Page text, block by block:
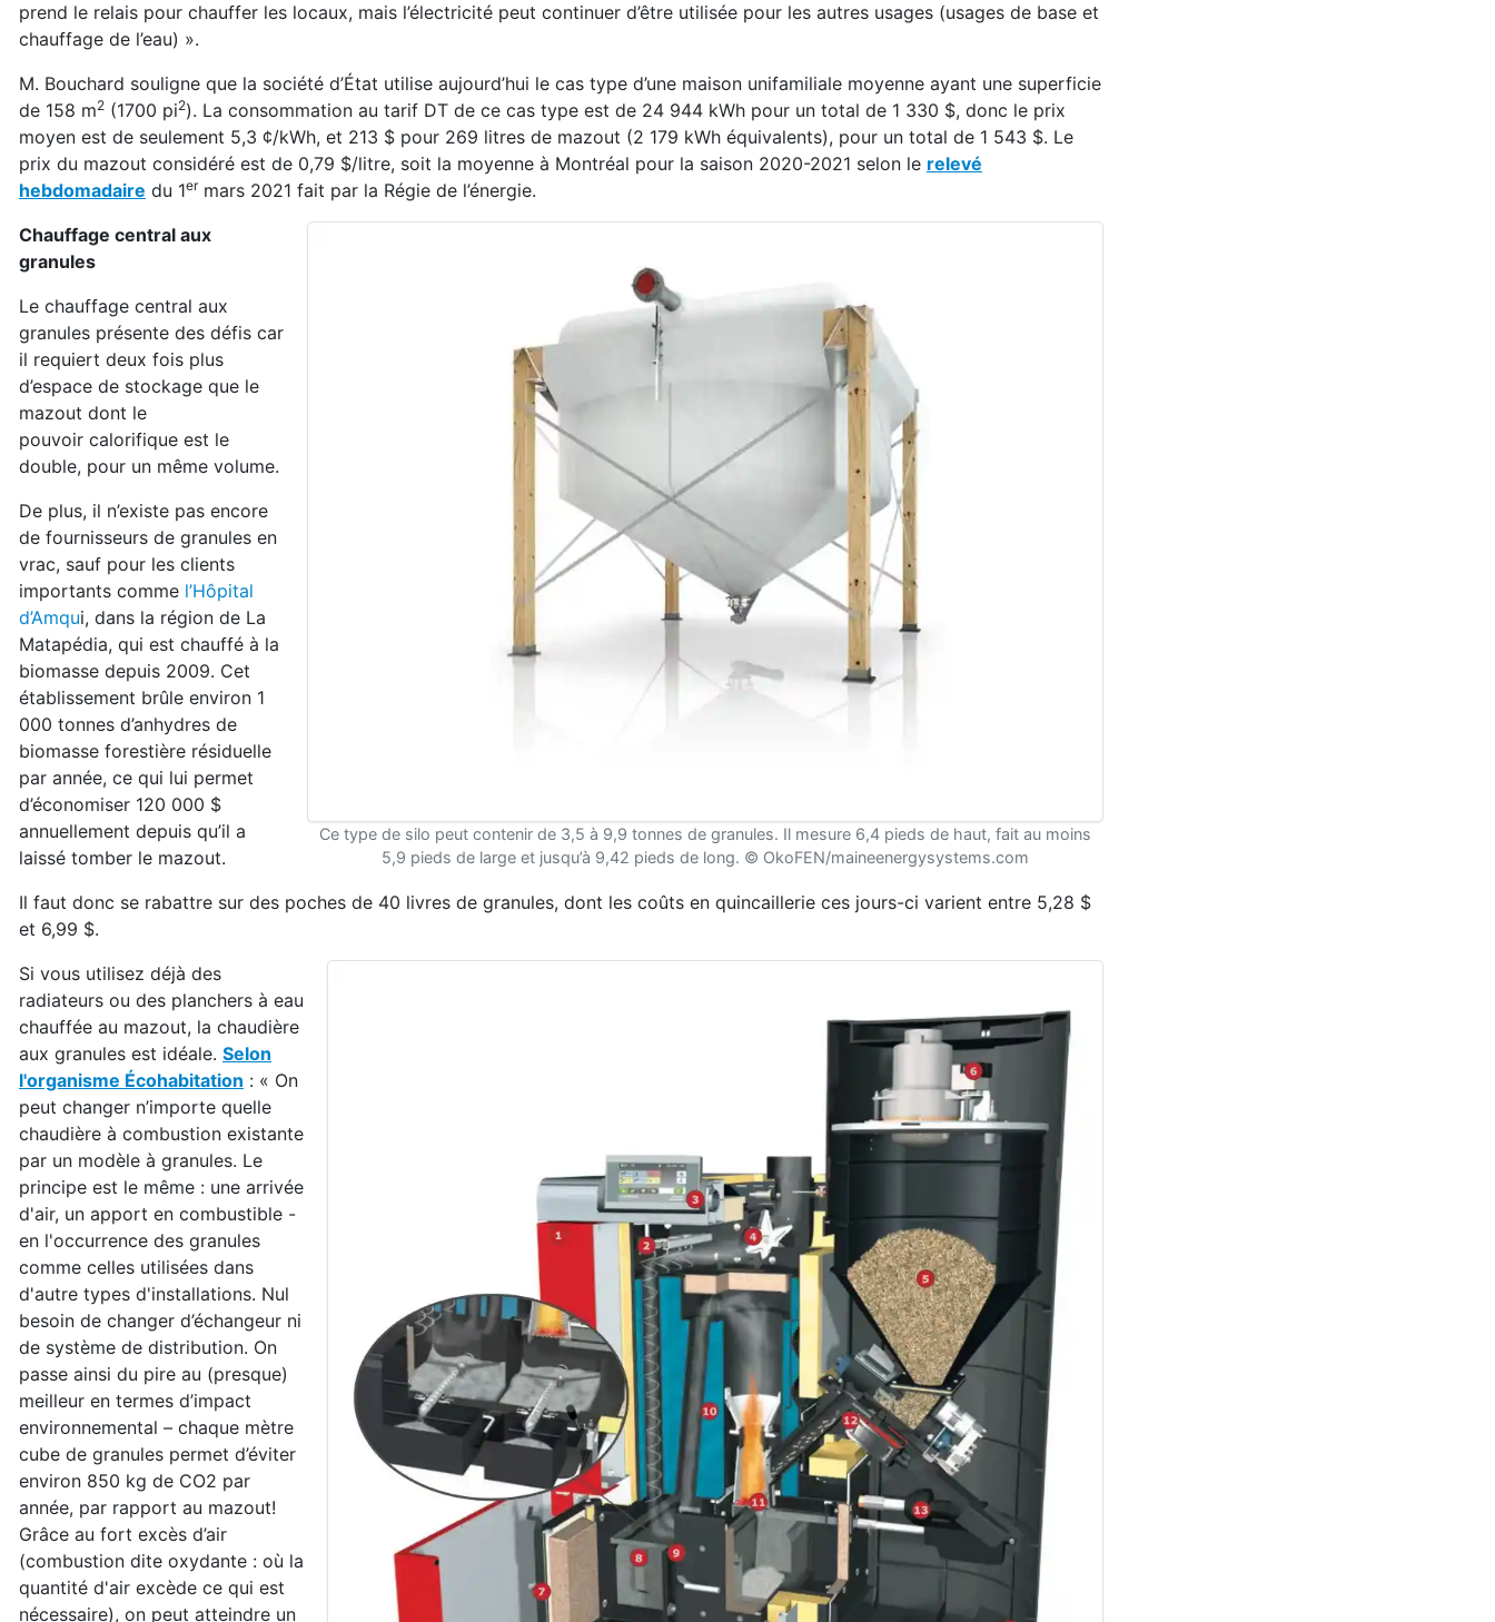
prend le relais pour chauffer les locaux, mais l’électricité peut continuer d’être utilisée pour les autres usages (usages de base et
chauffage de l’eau) ».
M. Bouchard souligne que la société d’État utilise aujourd’hui le cas type d’une maison unifamiliale moyenne ayant une superficie
de 158 m2 (1700 pi2). La consommation au tarif DT de ce cas type est de 24 944 kWh pour un total de 1 330 $, donc le prix
moyen est de seulement 5,3 ¢/kWh, et 213 $ pour 269 litres de mazout (2 179 kWh équivalents), pour un total de 1 543 $. Le
prix du mazout considéré est de 0,79 $/litre, soit la moyenne à Montréal pour la saison 2020-2021 selon le relevé
hebdomadaire du 1ermars 2021 fait par la Régie de l’énergie.
Ce type de silo peut contenir de 3,5 à 9,9 tonnes de granules. Il mesure 6,4 pieds de haut, fait au moins
5,9 pieds de large et jusqu’à 9,42 pieds de long. © OkoFEN/maineenergysystems.com
Chauffage central aux
granules
Le chauffage central aux
granules présente des défis car
il requiert deux fois plus
d’espace de stockage que le
mazout dont le
pouvoir calorifique est le
double, pour un même volume.
De plus, il n’existe pas encore
de fournisseurs de granules en
vrac, sauf pour les clients
importants comme l’Hôpital
d’Amqui, dans la région de La
Matapédia, qui est chauffé à la
biomasse depuis 2009. Cet
établissement brûle environ 1
000 tonnes d’anhydres de
biomasse forestière résiduelle
par année, ce qui lui permet
d’économiser 120 000 $
annuellement depuis qu’il a
laissé tomber le mazout.
Il faut donc se rabattre sur des poches de 40 livres de granules, dont les coûts en quincaillerie ces jours-ci varient entre 5,28 $
et 6,99 $.
Si vous utilisez déjà des
radiateurs ou des planchers à eau
chauffée au mazout, la chaudière
aux granules est idéale. Selon
l'organisme Écohabitation : « On
peut changer n’importe quelle
chaudière à combustion existante
par un modèle à granules. Le
principe est le même : une arrivée
d'air, un apport en combustible -
en l'occurrence des granules
comme celles utilisées dans
d'autre types d'installations. Nul
besoin de changer d’échangeur ni
de système de distribution. On
passe ainsi du pire au (presque)
meilleur en termes d’impact
environnemental – chaque mètre
cube de granules permet d’éviter
environ 850 kg de CO2 par
année, par rapport au mazout!
Grâce au fort excès d’air
(combustion dite oxydante : où la
quantité d'air excède ce qui est
nécessaire), on peut atteindre un